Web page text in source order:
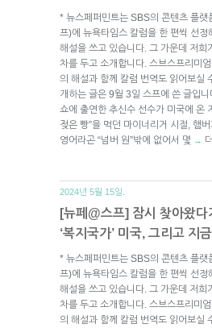
* 뉴스페퍼민트는 SBS의 콘텐츠 플랫
프)에 뉴욕타임스 칼럼을 한 편씩 선정
해설을 쓰고 있습니다. 그 가운데 저희
차를 두고 소개합니다. 스브스프리미
의 해설과 함께 칼럼 번역도 읽어보실
개하는 글은 9월 3일 스프에 쓴 글입
쇼에 출연한 추신수 선수가 미국에 온
젖은 빵”을 먹던 마이너리거 시절, 햄
영어라곤 “넘버 원”밖에 없어서 몇 →
2024년 5월 15일.
[뉴페@스프] 잠시 찾아왔다
‘복지국가’ 미국, 그리고 지
* 뉴스페퍼민트는 SBS의 콘텐츠 플랫
프)에 뉴욕타임스 칼럼을 한 편씩 선정
해설을 쓰고 있습니다. 그 가운데 저희
차를 두고 소개합니다. 스브스프리미
의 해설과 함께 칼럼 번역도 읽어보실